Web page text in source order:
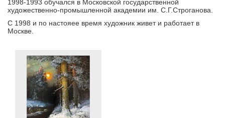
1998-1993 обучался в Московской государственной
художественно-промышленной академии им. С.Г.Строганова.
С 1998 и по настояее время художник живет и работает в
Москве.